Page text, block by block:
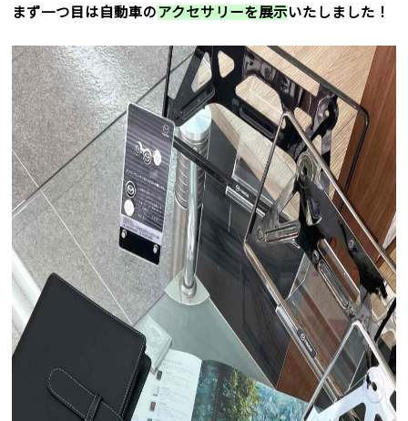
まず一つ目は自動車の アクセサリーを展示いたしました！